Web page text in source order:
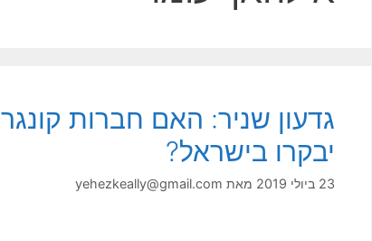
גדעון שניר: האם חברות
יבקרו בישראל?
23 ביולי 2019 מאת yehezkeally@gmail.com